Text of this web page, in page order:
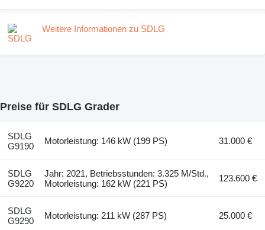
Weitere Informationen zu SDLG
Preise für SDLG Grader
SDLG
G9190
Motorleistung: 146 kW (199 PS) 31.000 €
SDLG
G9220
Jahr: 2021, Betriebsstunden: 3.325 M/Std.,
Motorleistung: 162 kW (221 PS)
123.600 €
SDLG
G9290
Motorleistung: 211 kW (287 PS) 25.000 €